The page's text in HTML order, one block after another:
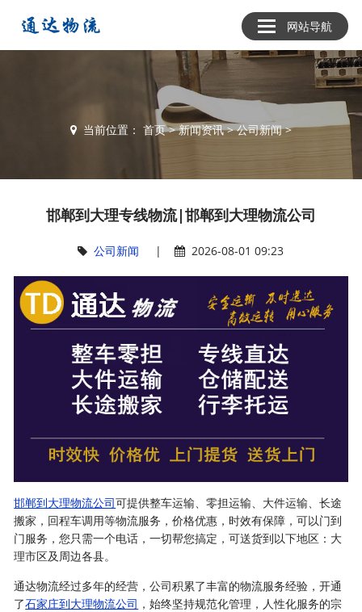
网站导航
当前位置： 首页>新闻资讯>公司新闻>
邯郸到大理专线物流|邯郸到大理物流公司
公司新闻 | 2026-08-01 09:23
邯郸到大理物流公司可提供整车运输、零担运输、大件运输、长途
搬家，回程车调用等物流服务，价格优惠，时效有保障，可以门到
门服务，您只需一个电话，一切帮您搞定，可送货到以下地区：大
理市区及周边各县。
通达物流经过多年的经营，公司积累了丰富的物流服务经验，开通
了石家庄到大理物流公司 ，始终坚持规范化管理，人性化服务的宗